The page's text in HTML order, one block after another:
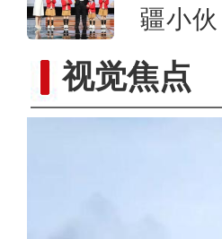
疆小伙
视觉焦点
“阿克